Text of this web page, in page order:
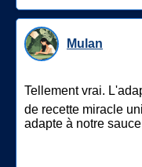
Mulan
Tellement vrai.
de recette miracle
adapte à notre